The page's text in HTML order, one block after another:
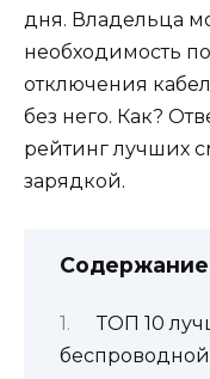
дня. Владельца
необходимость
отключения
без него. Как?
рейтинг лучших
зарядкой.
Содержание
ТОП 10